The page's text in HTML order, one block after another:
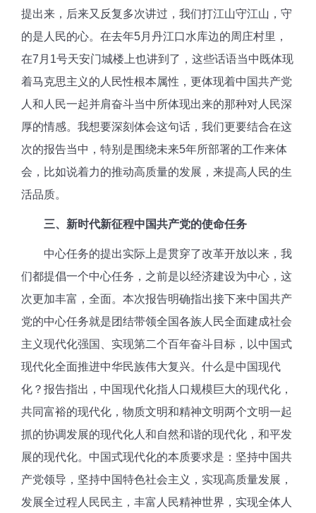
提出来，后来又反复多次讲过，我们打江山守江山 ， 守
的是人民的心。在去年5月丹江口水库边的周庄村里，
在7 月 1号天安门城楼上也讲到了，这些话语当中既体现
着马克思主义的人民性根本属性，更体现着中国共产党
人和人民一起并肩奋斗当中所体现出来的那种对人民深
厚的情感。我想要深刻 体会这句话，我们更要结合在这
次的报告当中，特别是围绕未来5年所部署的工作来体
会，比如说着力的推动高质量的发展，来提高人民的生
活品质。
三、新时代新征程中国共产党的使命任务
中心任务的提出实际上是贯穿了改革开放以来，我
们都提倡一个中心任务，之前是以经济建设为中心，这
次更加丰富，全面。本次报告明确指出接下来中国共产
党的中心任务就是团结带领全国各族人民全面建成社会
主义现代化强国、实现第二个百年奋斗目标，以中国式
现代化全面推进中华民族伟大复兴。什么是中国现代
化？报告指出，中国现代化指人口规模巨大的现代化，
共同富裕的现代化，物质文明和精神文明两个文明一起
抓的协调发展的现代化人和自然和谐的现代化，和平发
展的现代化。中国式现代化的本质要求是：坚持中国共
产党领导，坚持中国特色社会主义，实现高质量发展，
发展全过程人民民主，丰富人民精神世界，实现全体人